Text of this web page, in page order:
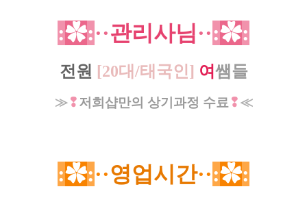
:✿:··관리사님··:✿:
전원 [20대/태국인] 여쌤들
≫❢저희샵만의 상기과정 수료 ❢≪
:✿:··영업시간··:✿: